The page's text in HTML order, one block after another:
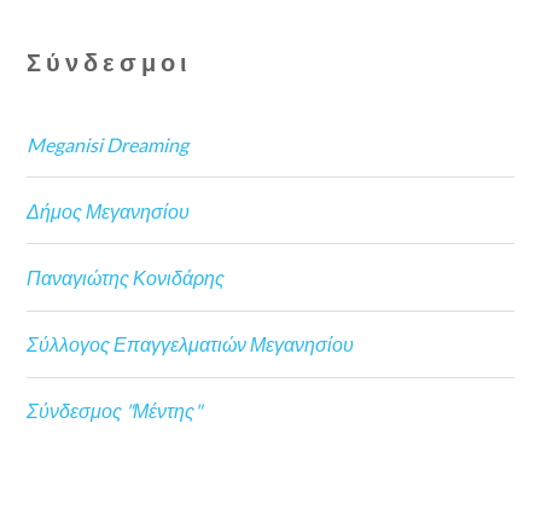
Σύνδεσμοι
Meganisi Dreaming
Δήμος Μεγανησίου
Παναγιώτης Κονιδάρης
Σύλλογος Επαγγελματιών Μεγανησίου
Σύνδεσμος "Μέντης"